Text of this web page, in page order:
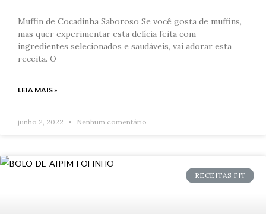
Muffin de Cocadinha Saboroso Se você gosta de muffins,
mas quer experimentar esta delícia feita com
ingredientes selecionados e saudáveis, vai adorar esta
receita. O
LEIA MAIS »
junho 2, 2022 Nenhum comentário
RECEITAS FIT